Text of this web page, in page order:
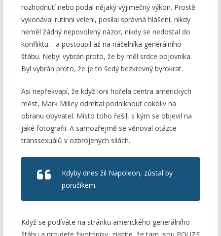
rozhodnutí nebo podal nějaký výjimečný výkon. Prostě
vykonával rutinní velení, posílal správná hlášení, nikdy
neměl žádný nepovolený názor, nikdy se nedostal do
konfliktu… a postoupil až na náčelníka generálního
štábu. Nebyl vybrán proto, že by měl srdce bojovníka.
Byl vybrán proto, že je to šedý bezkrevný byrokrat.
Asi nepřekvapí, že když loni hořela centra amerických
měst, Mark Milley odmítal podniknout cokoliv na
obranu obyvatel. Místo toho řešil, s kým se objevil na
jaké fotografii. A samozřejmě se věnoval otázce
transsexuálů v ozbrojených silách.
Kdyby dnes žil Napoleon, zůstal by
poručíkem.
Když se podíváte na stránku amerického generálního